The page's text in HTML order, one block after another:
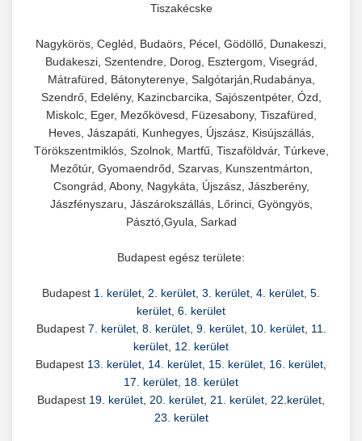
Tiszakécske
Nagykörös, Cegléd, Budaörs, Pécel, Gödöllő, Dunakeszi,
Budakeszi, Szentendre, Dorog, Esztergom, Visegrád,
Mátrafüred, Bátonyterenye, Salgótarján,Rudabánya,
Szendrő, Edelény, Kazincbarcika, Sajószentpéter, Ózd,
Miskolc, Eger, Mezőkövesd, Füzesabony, Tiszafüred,
Heves, Jászapáti, Kunhegyes, Újszász, Kisújszállás,
Törökszentmiklós, Szolnok, Martfű, Tiszaföldvár, Túrkeve,
Mezőtúr, Gyomaendrőd, Szarvas, Kunszentmárton,
Csongrád, Abony, Nagykáta, Újszász, Jászberény,
Jászfényszaru, Jászárokszállás, Lőrinci, Gyöngyös,
Pásztó,Gyula, Sarkad
Budapest egész területe:
Budapest 1. kerület 2. kerület 3. kerület 4. kerület 5.
kerület 6. kerület
Budapest 7. kerület, 8. kerület, 9. kerület, 10. kerület, 11.
kerület 12. kerület
Budapest 13. kerület 14. kerület 15. kerület 16. kerület
17. kerület 18. kerület
Budapest 19. kerület 20. kerület 21. kerület 22.kerület
23. kerület